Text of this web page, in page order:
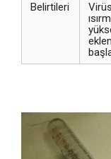
Belirtileri